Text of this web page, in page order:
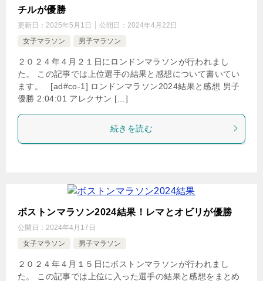
チルが優勝
更新日： 2025年5月1日 公開日： 2024年4月22日
女子マラソン
男子マラソン
２０２４年４月２１日にロンドンマラソンが行われまし
た。 この記事では上位選手の結果と感想について書いてい
ます。 [ad#co-1] ロンドンマラソン2024結果と感想 男子
優勝 2:04:01 アレクサン […]
続きを読む
ボストンマラソン2024結果！レマとオビリが優勝
公開日： 2024年4月17日
女子マラソン
男子マラソン
２０２４年４月１５日にボストンマラソンが行われまし
た。 この記事では上位に入った選手の結果と感想をまとめ